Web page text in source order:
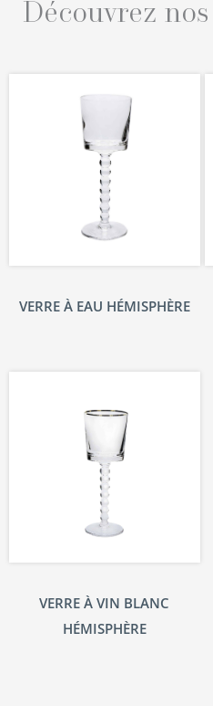
Découvrez
VERRE À EAU HÉMISPHÈRE
VERRE À VIN BLANC
HÉMISPHÈRE